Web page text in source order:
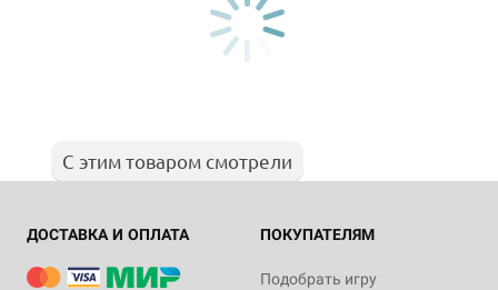
С этим товаром смотрели
ДОСТАВКА И ОПЛАТА ПОКУПАТЕЛЯМ
Подобрать игру